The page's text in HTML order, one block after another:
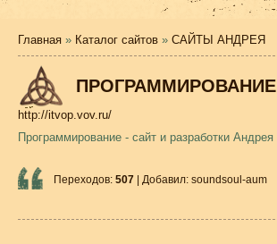
Главная » Каталог сайтов » САЙТЫ АНДРЕЯ
ПРОГРАММИРОВАНИЕ
http://itvop.vov.ru/
Программирование - сайт и разработки Андрея
Переходов: 507 Добавил: soundsoul-aum